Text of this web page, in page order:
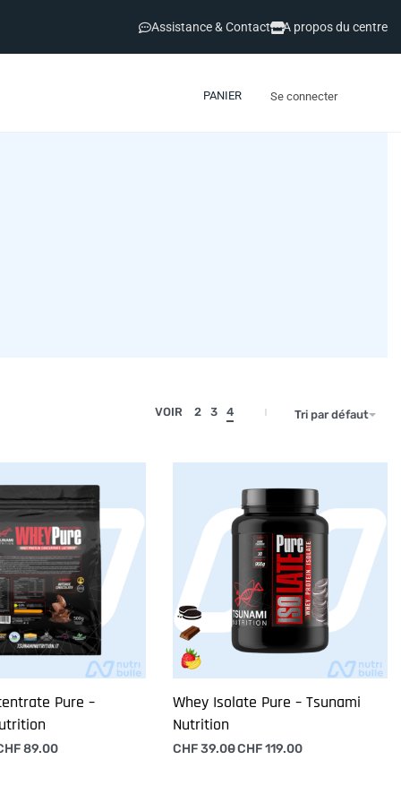
Assistance & Contact A propos du centre
PANIER Se connecter
VOIR 2 3 4 Tri par défaut
Pure –
89.00
Whey Isolate Pure – Tsunami
Nutrition
CHF39.00CHF119.00